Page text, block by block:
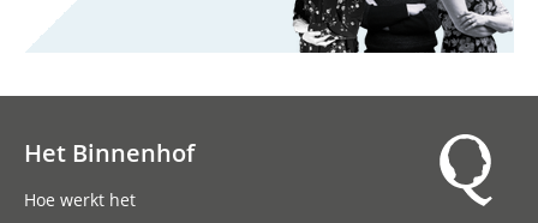
Het Binnenhof
Hoe werkt het